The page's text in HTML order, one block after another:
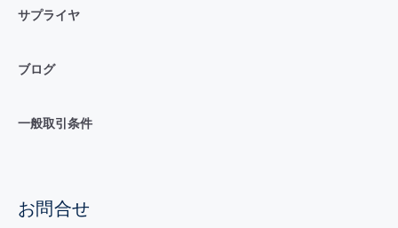
サプライヤ
ブログ
一般取引条件
お問合せ